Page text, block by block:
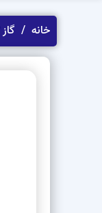
خانه گاز R22